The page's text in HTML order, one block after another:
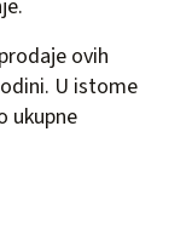
ovih
U istome
ukupne